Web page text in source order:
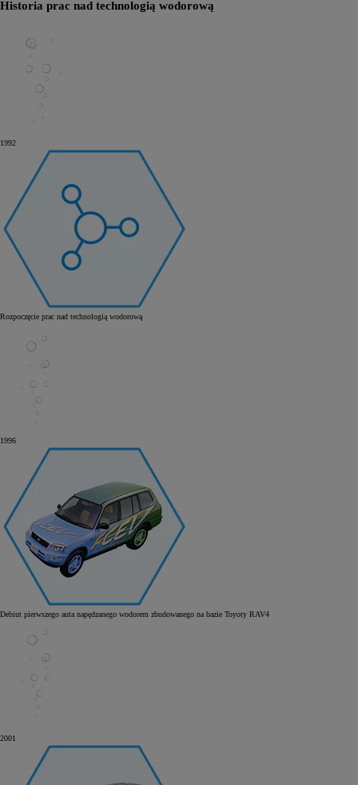
Historia prac nad technologią wodorową
1992
Rozpoczęcie prac nad technologią wodorową
1996
Debiut pierwszego auta napędzanego wodorem zbudowanego na bazie Toyoty RAV4
2001